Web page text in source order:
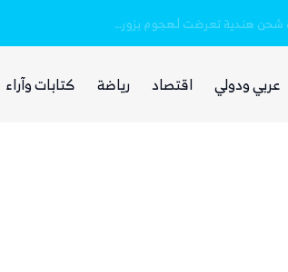
خفر السواحل والبحرية اليمنية ينقذان طاقم سفينة شحن هندية تعرضت لهجوم بزورق مفخخ بينما يجوع
عربي ودولي اقتصاد رياضة كتابات وآراء